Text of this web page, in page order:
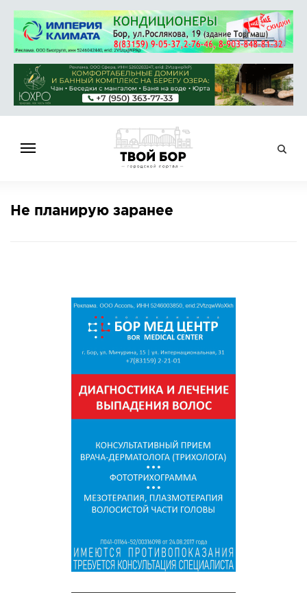
НОВОСТИ
СПРАВКА
СТАТЬИ
ГОЛОСОВАНИЯ
ФОТО
Не планирую заранее